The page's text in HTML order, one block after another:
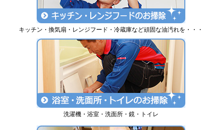
キッチン・換気扇・レンジフード・冷蔵庫など頑固な油汚れを・・・
洗濯機・浴室・洗面所・鏡・トイレ